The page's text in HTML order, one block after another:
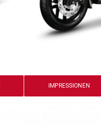
IMPRESSIONEN